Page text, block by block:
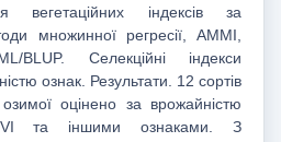
вегетаційних індексів за
множинної регресії, AMMI,
BLUP. Селекційні індекси
ознак. Результати. 12 сортів
озимої оцінено за врожайністю
та іншими ознаками. З